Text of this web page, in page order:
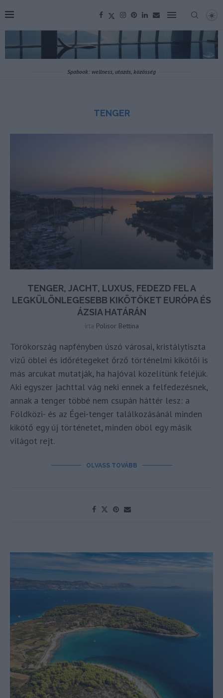
Spabook: wellness, utazás, közösség
TENGER
TENGER, JACHT, LUXUS, FEDEZD FEL A
LEGKÜLÖNLEGESEBB KIKÖTŐKET EURÓPA ÉS
ÁZSIA HATÁRÁN
írta Polisor Bettina
Törökország napfényben úszó városai, kristálytiszta
vizű öblei és időrétegeket őrző történelmi kikötői is
más arcukat mutatják, ha hajóval közelítünk feléjük.
Aki egyszer jachttal vág neki ennek a felfedezésnek,
annak a tenger többé nem csupán háttér lesz: a
Földközi- és az Égei-tenger találkozásánál minden
kikötő egy új történetet, minden öböl egy másik
világot rejt.
OLVASS TOVÁBB